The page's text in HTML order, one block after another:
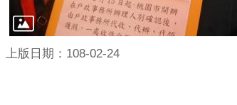
上版日期：108-02-24